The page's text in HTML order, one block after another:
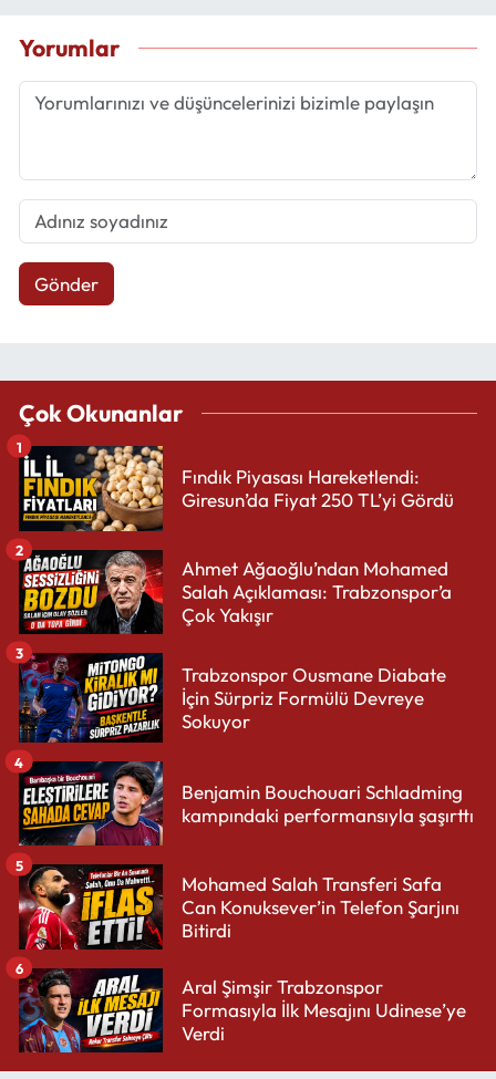
Yorumlar
Gönder
Çok Okunanlar
Fındık Piyasası Hareketlendi:
Giresun’da Fiyat 250 TL’yi Gördü
1
Ahmet Ağaoğlu’ndan Mohamed
Salah Açıklaması: Trabzonspor’a
Çok Yakışır
2
Trabzonspor Ousmane Diabate
İçin Sürpriz Formülü Devreye
Sokuyor
3
Benjamin Bouchouari Schladming
kampındaki performansıyla şaşırttı
4
Mohamed Salah Transferi Safa
Can Konuksever’in Telefon Şarjını
Bitirdi
5
Aral Şimşir Trabzonspor
Formasıyla İlk Mesajını Udinese’ye
Verdi
6